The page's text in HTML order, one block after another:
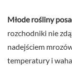
Młode rośliny
rozchodniki nie
nadejściem
temperatury i